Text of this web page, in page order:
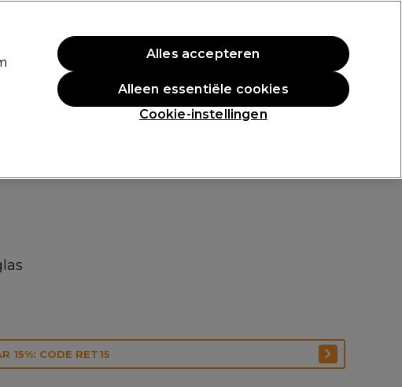
Aanmelden
Professionele Awards
15%: CODE RET15
Cookie-instellingen
Alleen essentiële cookies
Alles accepteren